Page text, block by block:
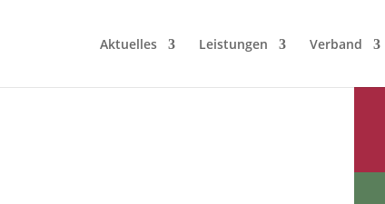
Aktuelles Leistungen Verband